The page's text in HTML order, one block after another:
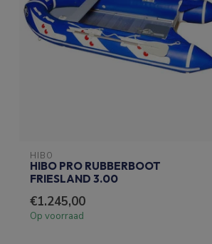
HIBO
HIBO PRO RUBBERBOOT
FRIESLAND 3.00
€1.245,00
Op voorraad